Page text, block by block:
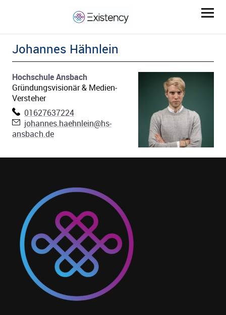
Menü aufklappen
Menü aufklappen
Johannes Hähnlein
Hochschule Ansbach
Gründungsvisionär & Medien-
Versteher
Telefon:
01627637224
E-Mail:johannes.haehnlein@hs-
ansbach.de